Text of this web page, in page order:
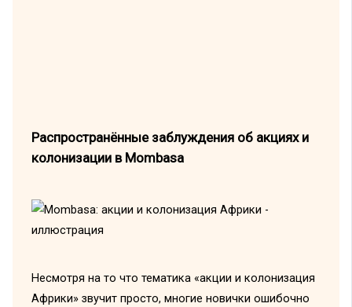
Распространённые заблуждения об акциях и
колонизации в Mombasa
Несмотря на то что тематика «акции и колонизация
Африки» звучит просто, многие новички ошибочно